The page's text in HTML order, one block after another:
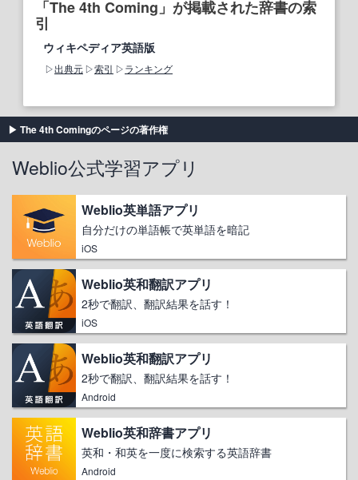
「The 4th Coming」が掲載された辞書の索
引
ウィキペディア英語版
出典元 索引 ランキング
The 4th Comingのページの著作権
Weblio公式学習アプリ
Weblio英単語アプリ
自分だけの単語帳で英単語を暗記
iOS
Weblio英和翻訳アプリ
2秒で翻訳、翻訳結果を話す！
iOS
Weblio英和翻訳アプリ
2秒で翻訳、翻訳結果を話す！
Android
Weblio英和辞書アプリ
英和・和英を一度に検索する英語辞書
Android